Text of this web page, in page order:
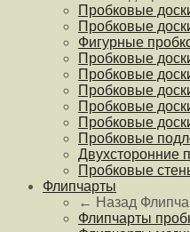
Пробковые
Пробковые
Фигурные
Пробковые
Пробковые
Пробковые
Пробковые
Пробковые
Пробковые
Двухсторонние
Пробковые
Флипчарты
← Назад
Флипчарты